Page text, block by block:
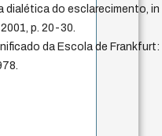
a dialética do esclarecimento,
p. 20-30.
da Escola de